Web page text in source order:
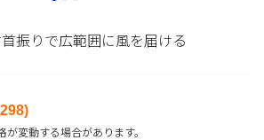
振りで広範囲に風を届ける
)
変動する場合があります。